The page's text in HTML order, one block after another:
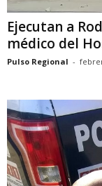
Ejecutan a
médico del
Pulso Regional -